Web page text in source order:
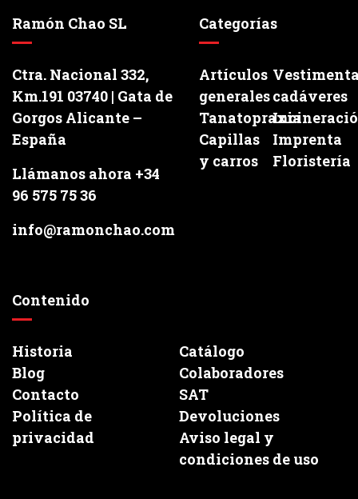
Ramón Chao SL
Ctra. Nacional 332,
Km.191 03740 | Gata de
Gorgos Alicante –
España
Llámanos ahora +34
96 575 75 36
info@ramonchao.com
Categorías
Artículos
generalescadáveres
Tanatopraxia
Capillas
y carros
Imprenta
Floristería
Contenido
Historia
Catálogo
Blog
Colaboradores
Contacto
SAT
Política de
privacidad
Devoluciones
Aviso legal y
condiciones de uso